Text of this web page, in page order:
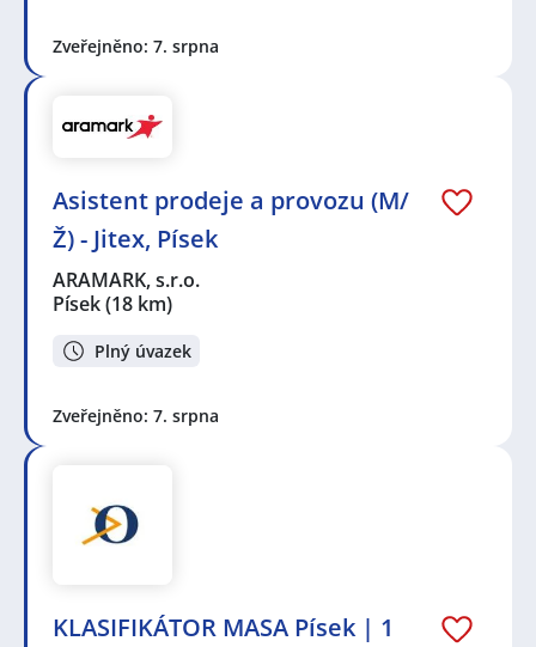
Zveřejněno: 7. srpna
Asistent prodeje a provozu (M/
Ž) - Jitex, Písek
ARAMARK, s.r.o.
Písek(18 km)
Plný úvazek
Zveřejněno: 7. srpna
KLASIFIKÁTOR MASA Písek | 1